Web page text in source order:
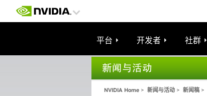
平台 开发者 社群
NVIDIA Home > 新闻与活动 > 新闻稿 >